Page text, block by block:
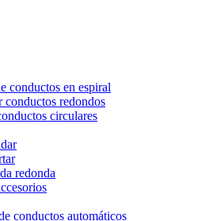
conductos en espiral
redondos
circulares
redonda
conductos automáticos